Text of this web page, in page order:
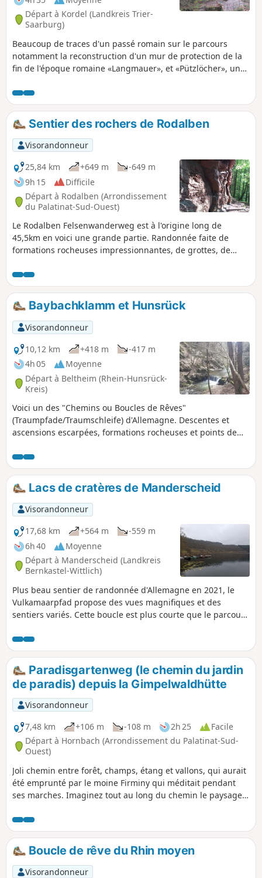
Départ à Kordel (Landkreis Trier-
Saarburg)
Beaucoup de traces d'un passé romain sur le parcours
notamment la reconstruction d'un mur de protection de la
fin de l'époque romaine «Langmauer», et «Pützlöcher», une
vous mènent également le long de cascades, à des points
de vues spectaculaires, à la grotte Genoveva et, au final, au
château de Ramstein. Une randonnée excitante !
Sentier des rochers de Rodalben
Visorandonneur
25,84 km
+649 m
-649 m
9h 15
Difficile
Départ à Rodalben (Arrondissement
du Palatinat-Sud-Ouest)
Le Rodalben Felsenwanderweg est à l'origine long de
45,5km en voici une grande partie. Randonnée faite de
formations rocheuses impressionnantes, de grottes, de
Deutschland". Renseignée Difficile pour sa longueur et non
Très Difficile car la plupart des sentiers sont en courbe de
niveau, les descentes dans les vallées sont progressives et
les montées sont régulières et pas du tout ardues.
Baybachklamm et Hunsrück
Visorandonneur
10,12 km
+418 m
-417 m
4h 05
Moyenne
Départ à Beltheim (Rhein-Hunsrück-
Kreis)
Voici un des "Chemins ou Boucles de Rêves"
(Traumpfade/Traumschleife) d'Allemagne. Descentes et
ascensions escarpées, formations rocheuses et points de
sauvage et romantique.
Lacs de cratères de Manderscheid
Visorandonneur
17,68 km
+564 m
-559 m
6h 40
Moyenne
Départ à Manderscheid (Landkreis
Bernkastel-Wittlich)
Plus beau sentier de randonnée d'Allemagne en 2021, le
Vulkamaarpfad propose des vues magnifiques et des
sentiers variés. Cette boucle est plus courte que le parcours
cette région. La devise du sentier VulkaMaar est : "Maare,
châteaux et nature primitive".
Paradisgartenweg (le chemin du jardin
de paradis) depuis la Gimpelwaldhütte
Visorandonneur
7,48 km
+106 m -108 m 2h 25
Facile
Départ à Hornbach (Arrondissement du Palatinat-Sud-
Ouest)
Joli chemin entre forêt, champs, étang et vallons, qui aurait
été emprunté par le moine Firminy qui méditait pendant
ses marches. Imaginez tout au long du chemin le paysage
Boucle de rêve du Rhin moyen
Visorandonneur